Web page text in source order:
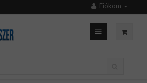
Fiókom